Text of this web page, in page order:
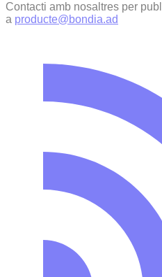
Contacti amb nosaltres per
a producte@bondia.ad